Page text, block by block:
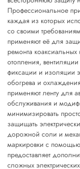
Профессиональное
каждая из которых
со своими
применяют её для
ремонта
отопления,
фиксации и изоляции
обогрева и
применяют ленту для
обслуживания и
минимизировать
защищать
дорожной соли и
маркировки с
предоставляет
сложных